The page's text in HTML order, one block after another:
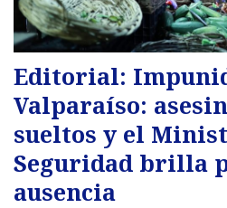
Editorial:
Valparaíso:
sueltos y el
Seguridad brilla
ausencia